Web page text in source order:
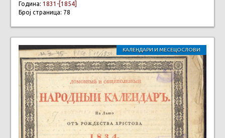
Година: 1831-[1854]
Број страница: 78
КАЛЕНДАРИ И МЕСЕЦОСЛОВИ